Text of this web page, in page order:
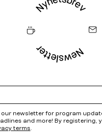
newsletter for program
and more! By registering,
terms.